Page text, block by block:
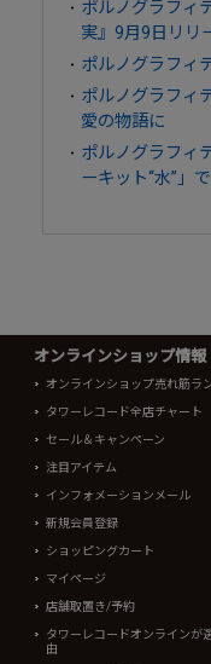
ポルノグラフィ
実』9月9日リリ
ポルノグラフィ
ポルノグラフィ
愛の物語に
ポルノグラフィ
ーキット“水”」
オンラインショップ情報
オンラインショップ売れ筋ラ
タワーレコード全店チャート
セール＆キャンペーン
注目アイテム
インフォメーションメール
新規会員登録
ショッピングカート
マイページ
店舗取置き/予約
タワーレコードオンラインが
由